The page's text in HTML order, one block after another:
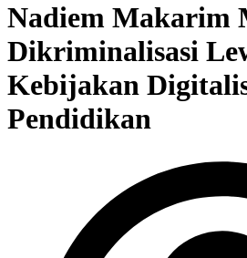
Nadiem Makarim
Dikriminalisasi
Kebijakan
Pendidikan